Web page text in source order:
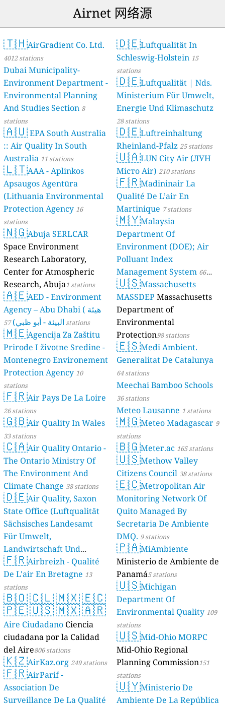
Airnet 网络源
🇹🇭AirGradient Co. Ltd.
4012 stations
Dubai Municipality-
Environment Department -
Environmental Planning
And Studies Section 8
stations
🇦🇺EPA South Australia
:: Air Quality In South
Australia 11 stations
🇱🇹AAA - Aplinkos
Apsaugos Agentūra
(Lithuania Environmental
Protection Agency 16
stations
🇳🇬Abuja SERLCAR
Space Environment
Research Laboratory,
Center for Atmospheric
Research, Abuja1 stations
🇦🇪AED - Environment
Agency – Abu Dhabi ( هيئة
البيئة - أبو ظبي) 57 stations
🇲🇪Agencija Za Zaštitu
Prirode I životne Sredine -
Montenegro Environement
Protection Agency 10
stations
🇫🇷Air Pays De La Loire
26 stations
🇬🇧Air Quality In Wales
33 stations
🇨🇦Air Quality Ontario -
The Ontario Ministry Of
The Environment And
Climate Change 38 stations
🇩🇪Air Quality, Saxon
State Office (Luftqualität
Sächsisches Landesamt
Für Umwelt,
Landwirtschaft Und
Geologie) 50 stations
🇫🇷Airbreizh - Qualité
De L'air En Bretagne 13
stations
🇧🇴🇨🇱🇲🇽🇪🇨
🇵🇪🇺🇸🇲🇽🇦🇷
Aire Ciudadano Ciencia
ciudadana por la Calidad
del Aire806 stations
🇰🇿AirKaz.org 249 stations
🇫🇷AirParif -
Association De
Surveillance De La Qualité
🇩🇪Luftqualität In
Schleswig-Holstein 15
stations
🇩🇪Luftqualität | Nds.
Ministerium Für Umwelt,
Energie Und Klimaschutz
28 stations
🇩🇪Luftreinhaltung
Rheinland-Pfalz 25 stations
🇺🇦LUN City Air (ЛУН
Місто Air) 210 stations
🇫🇷Madininair La
Qualité De L’air En
Martinique 7 stations
🇲🇾Malaysia
Department Of
Environment (DOE); Air
Polluant Index
Management System 66
stations
🇺🇸Massachusetts
MASSDEP Massachusetts
Department of
Environmental
Protection98 stations
🇪🇸Medi Ambient.
Generalitat De Catalunya
64 stations
Meechai Bamboo Schools
36 stations
Meteo Lausanne 1 stations
🇲🇬Meteo Madagascar 9
stations
🇧🇬Meter.ac 165 stations
🇺🇸Methow Valley
Citizens Council 38 stations
🇪🇨Metropolitan Air
Monitoring Network Of
Quito Managed By
Secretaria De Ambiente
DMQ. 9 stations
🇵🇦MiAmbiente
Ministerio de Ambiente de
Panamá5 stations
🇺🇸Michigan
Department Of
Environmental Quality 109
stations
🇺🇸Mid-Ohio MORPC
Mid-Ohio Regional
Planning Commission151
stations
🇺🇾Ministerio De
Ambiente De La República